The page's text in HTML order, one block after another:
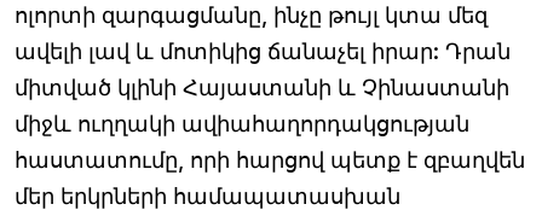
ոլորտի զարգացմանը, ինչը թույլ կտա մեզ
ավելի լավ և մոտիկից ճանաչել իրար: Դրան
միտված կլինի Հայաստանի և Չինաստանի
միջև ուղղակի ավիահաղորդակցության
հաստատումը, որի հարցով պետք է զբաղվեն
մեր երկրների համապատասխան